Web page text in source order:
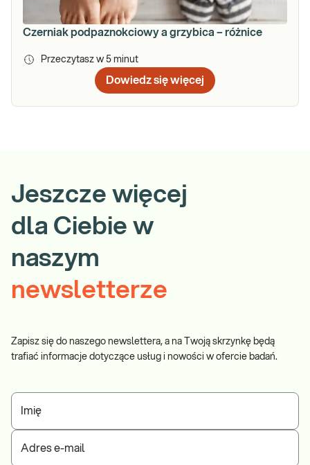
Czerniak podpaznokciowy a grzybica – różnice
Przeczytasz w 5 minut
Dowiedz się więcej
Jeszcze więcej
dla Ciebie w
naszym
newsletterze
Zapisz się do naszego newslettera, a na Twoją skrzynkę będą
trafiać informacje dotyczące usług i nowości w ofercie badań.
Imię
Adres e-mail